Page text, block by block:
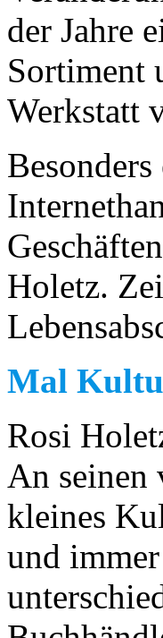
der Jahre
Sortiment
Werkstatt
Holetz.
Mal
Rosi
An seinen
kleines
und